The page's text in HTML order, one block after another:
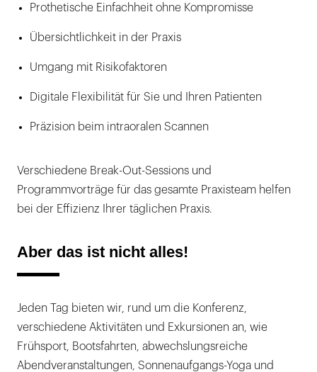
Prothetische Einfachheit ohne Kompromisse
Übersichtlichkeit in der Praxis
Umgang mit Risikofaktoren
Digitale Flexibilität für Sie und Ihren Patienten
Präzision beim intraoralen Scannen
Verschiedene Break-Out-Sessions und
Programmvorträge für das gesamte Praxisteam helfen
bei der Effizienz Ihrer täglichen Praxis.
Aber das ist nicht alles!
Jeden Tag bieten wir, rund um die Konferenz,
verschiedene Aktivitäten und Exkursionen an, wie
Frühsport, Bootsfahrten, abwechslungsreiche
Abendveranstaltungen, Sonnenaufgangs-Yoga und